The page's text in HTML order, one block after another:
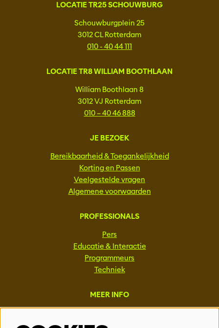
LOCATIE TR25 SCHOUWBURG
Schouwburgplein 25
3012 CL Rotterdam
010 - 40 44 111
LOCATIE TR8 WILLIAM BOOTHLAAN
William Boothlaan 8
3012 VJ Rotterdam
010 – 40 46 888
JE BEZOEK
Bereikbaarheid & Toegankelijkheid
Korting en Passen
Veelgestelde vragen
Algemene voorwaarden
PROFESSIONALS
Pers
Educatie & Interactie
Programmeurs
Techniek
MEER INFO
Vacatures